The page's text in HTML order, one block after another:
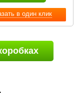
в один клик